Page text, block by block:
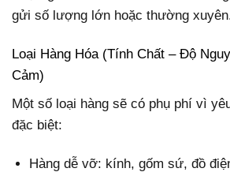
gửi số lượng lớn hoặc thường
Loại Hàng Hóa (Tính Chất – Độ
Cảm)
Một số loại hàng sẽ có phụ phí vì
đặc biệt:
Hàng dễ vỡ: kính, gốm sứ, đồ